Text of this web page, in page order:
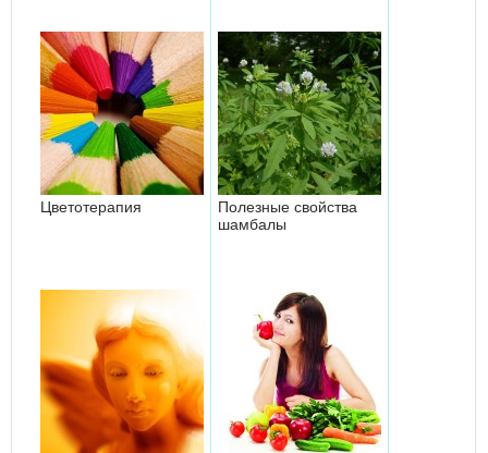
Цветотерапия
Полезные свойства
шамбалы